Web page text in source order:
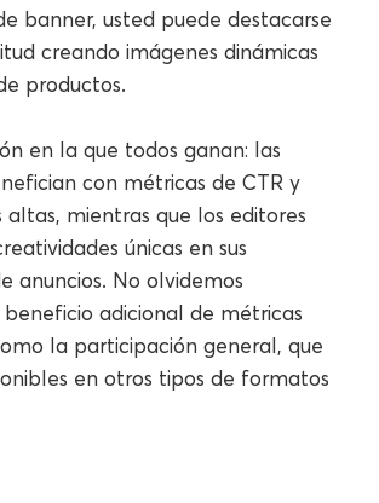
banner, usted puede destacarse
creando imágenes dinámicas
productos.
en la que todos ganan: las
con métricas de CTR y
mientras que los editores
únicas en sus
anuncios. No olvidemos
adicional de métricas
la participación general, que
en otros tipos de formatos